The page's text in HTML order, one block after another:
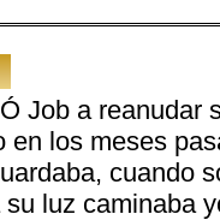
Job a reanudar
en los meses
cuando
su luz caminaba